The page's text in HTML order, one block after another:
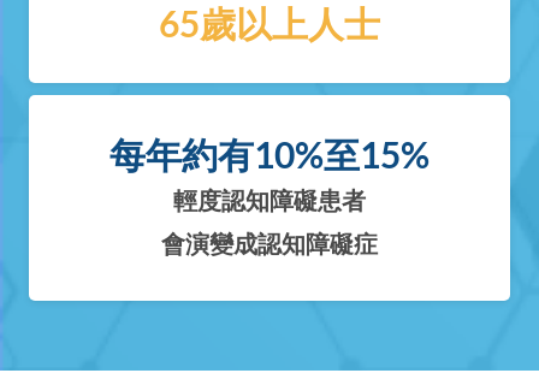
65歲以上人士
每年約有10%至15%
輕度認知障礙患者
會演變成認知障礙症